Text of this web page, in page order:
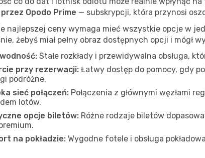
Opodo Prime — subskrypcji, która przynosi
najlepszej ceny wymaga mieć wszystkie opcje w
żebyś miał pełny obraz dostępnych opcji i mógł
Stałe rozkłady i przewidywalna obsługa,
przy rezerwacji: Łatwy dostęp do pomocy, gdy
podróżne.
sieć połączeń: Połączenia z głównymi węzłami
lotów.
opcje biletów: Różne rodzaje biletów
na pokładzie: Wygodne fotele i obsługa